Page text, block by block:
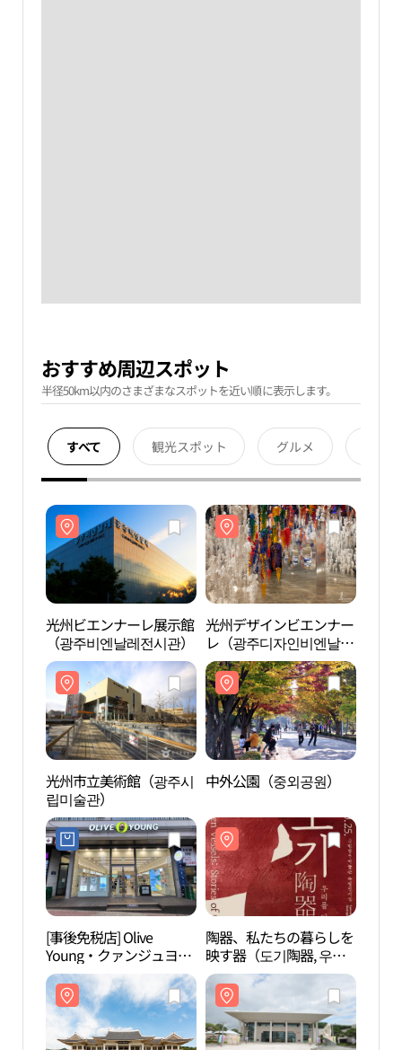
おすすめ周辺スポット
半径50km以内のさまざまなスポットを近い順に表示します。
すべて 観光スポット グルメ
光州ビエンナーレ展示館
（광주비엔날레전시관）
光州デザインビエンナー
レ（광주디자인비엔날
레）
光州市立美術館（광주시
립미술관）
中外公園（중외공원）
[事後免税店] Olive
Young・クァンジュヨン
ボン（光州龍鳳）地区店
(올리브영 광주용봉지구
점)
陶器、私たちの暮らしを
映す器（도기陶器, 우리
를 담은 질그릇）